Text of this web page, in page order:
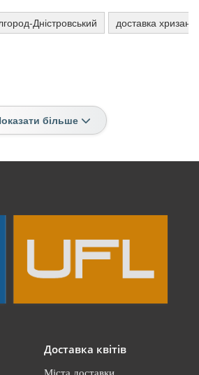
Дністровський доставка
більше
Доставка квітів